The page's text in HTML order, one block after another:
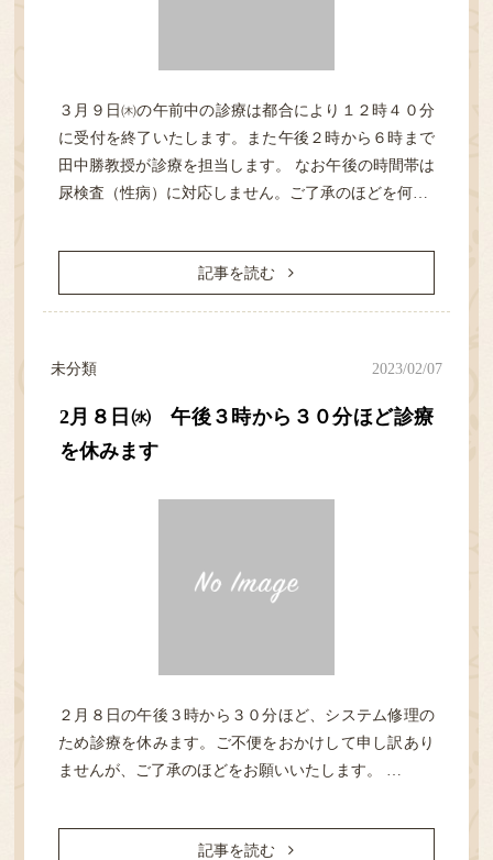
３月９日㈭の午前中の診療は都合により１２時４０分
に受付を終了いたします。また午後２時から６時まで
田中勝教授が診療を担当します。 なお午後の時間帯は
尿検査（性病）に対応しません。ご了承のほどを何…
記事を読む
2月８日㈬ 午後３時から３０分ほど診療
を休みます
未分類 2023/02/07
２月８日の午後３時から３０分ほど、システム修理の
ため診療を休みます。ご不便をおかけして申し訳あり
ませんが、ご了承のほどをお願いいたします。 …
記事を読む